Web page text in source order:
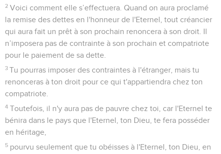
2 Voici comment elle s’effectuera. Quand on aura proclamé
la remise des dettes en l'honneur de l'Eternel, tout créancier
qui aura fait un prêt à son prochain renoncera à son droit. Il
n’imposera pas de contrainte à son prochain et compatriote
pour le paiement de sa dette.
3 Tu pourras imposer des contraintes à l'étranger, mais tu
renonceras à ton droit pour ce qui t'appartiendra chez ton
compatriote.
4 Toutefois, il n'y aura pas de pauvre chez toi, car l'Eternel te
bénira dans le pays que l'Eternel, ton Dieu, te fera posséder
en héritage,
5 pourvu seulement que tu obéisses à l'Eternel, ton Dieu, en